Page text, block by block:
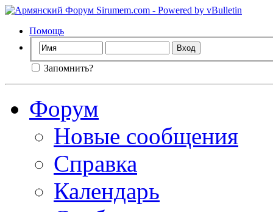
Помощь
Запомнить?
Форум
Новые сообщения
Справка
Календарь